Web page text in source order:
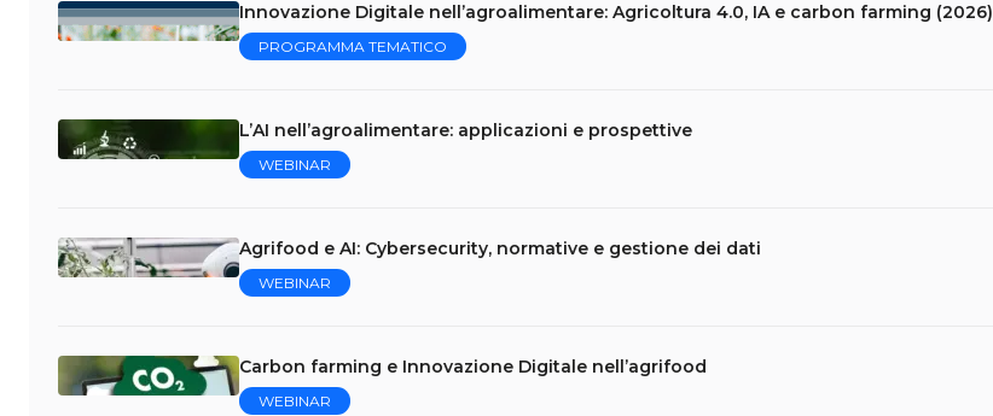
Innovazione Digitale nell’agroalimentare: Agricoltura 4.0, IA e carbon farming (2026)
PROGRAMMA TEMATICO
L’AI nell’agroalimentare: applicazioni e prospettive
WEBINAR
Agrifood e AI: Cybersecurity, normative e gestione dei dati
WEBINAR
Carbon farming e Innovazione Digitale nell’agrifood
WEBINAR